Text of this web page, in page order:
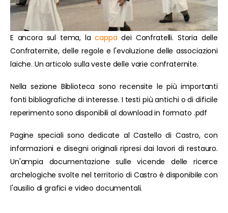
E ancora sul tema, lacappa dei Confratelli. Storia delle
Confraternite, delle regole e l'evoluzione delle associazioni
laiche. Un articolo sulla veste delle varie confraternite.
Nella sezione Biblioteca sono recensite le più importanti
fonti bibliografiche di interesse. I testi più antichi o di dificile
reperimento sono disponibili al download in formato .pdf
Pagine speciali sono dedicate al Castello di Castro, con
informazioni e disegni originali ripresi dai lavori di restauro.
Un'ampia documentazione sulle vicende delle ricerce
archelogiche svolte nel territorio di Castro è disponibile con
l'ausilio di grafici e video documentali.